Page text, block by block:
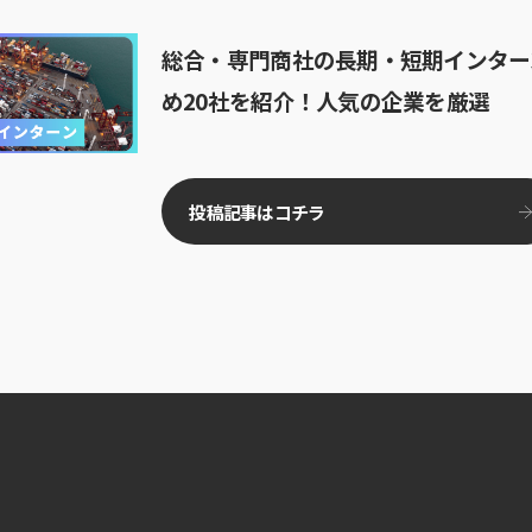
総合・専門商社の長期・短期インタ
め20社を紹介！人気の企業を厳選
投稿記事はコチラ